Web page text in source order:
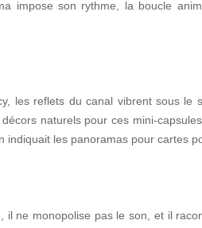
impose son rythme, la boucle
les reflets du canal vibrent sous
naturels pour ces mini-
indiquait les panoramas pour cartes
ne monopolise pas le son, et il